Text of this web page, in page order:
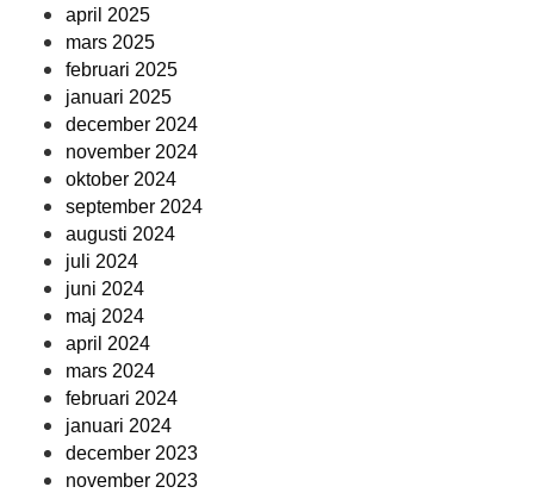
april 2025
mars 2025
februari 2025
januari 2025
december 2024
november 2024
oktober 2024
september 2024
augusti 2024
juli 2024
juni 2024
maj 2024
april 2024
mars 2024
februari 2024
januari 2024
december 2023
november 2023